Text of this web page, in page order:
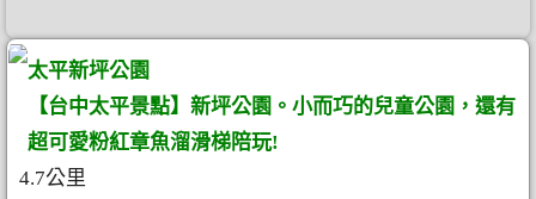
太平新坪公園
【台中太平景點】新坪公園。小而巧的兒童公園，還有
超可愛粉紅章魚溜滑梯陪玩!
4.7公里